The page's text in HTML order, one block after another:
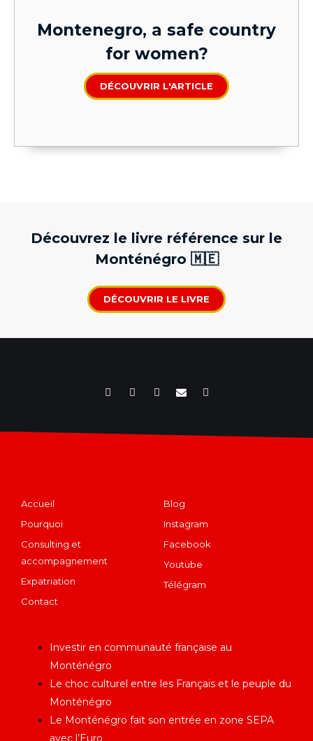
Montenegro, a safe country
for women?
DÉCOUVRIR L'ARTICLE
Découvrez le livre référence sur le
Monténégro 🇲🇪
DÉCOUVRIR LE LIVRE
Accueil
Pourquoi
Consulting et
accompagnement
Expatriation
Contact
Blog
Instagram
Facebook
Youtube
Télégram
Investir en communauté française au
Monténégro
Le choc culturel entre les Français et le peuple du
Monténégro
Le Monténégro fait son entrée en zone SEPA
avec l’Euro